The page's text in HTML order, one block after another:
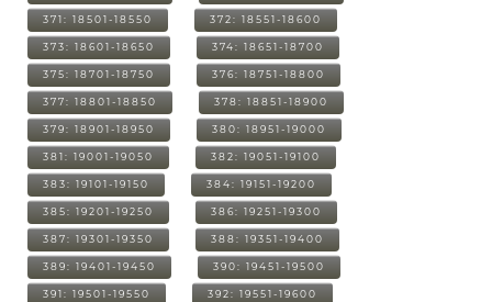
371: 18501-18550 372: 18551-18600
373: 18601-18650 374: 18651-18700
375: 18701-18750 376: 18751-18800
377: 18801-18850 378: 18851-18900
379: 18901-18950 380: 18951-19000
381: 19001-19050 382: 19051-19100
383: 19101-19150 384: 19151-19200
385: 19201-19250 386: 19251-19300
387: 19301-19350 388: 19351-19400
389: 19401-19450 390: 19451-19500
391: 19501-19550 392: 19551-19600